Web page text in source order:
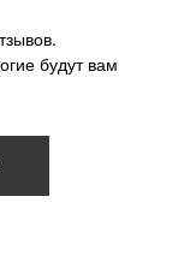
будут вам